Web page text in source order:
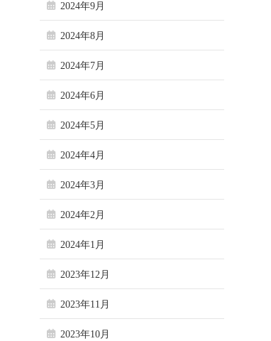
2024年9月
2024年8月
2024年7月
2024年6月
2024年5月
2024年4月
2024年3月
2024年2月
2024年1月
2023年12月
2023年11月
2023年10月